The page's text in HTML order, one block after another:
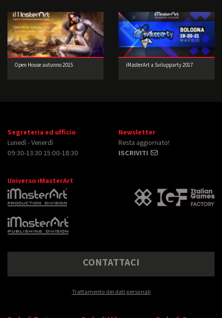
Open House autunno 2015 iMasterArt a Svilupparty 2017
Segreteria ed ufficio
Lunedì - Venerdì
09:30-13:30 15:00-18:30
Newsletter
Resta aggiornato!
ISCRIVITI
Universo iMasterArt
CONTATTACI
Trattamento dei dati personali